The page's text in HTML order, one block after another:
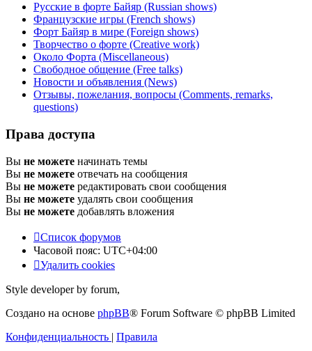
Русские в форте Байяр (Russian shows)
Французские игры (French shows)
Форт Байяр в мире (Foreign shows)
Творчество о форте (Creative work)
Около Форта (Miscellaneous)
Свободное общение (Free talks)
Новости и объявления (News)
Отзывы, пожелания, вопросы (Comments, remarks,
questions)
Права доступа
Вы не можете начинать темы
Вы не можете отвечать на сообщения
Вы не можете редактировать свои сообщения
Вы не можете удалять свои сообщения
Вы не можете добавлять вложения
Список форумов
Часовой пояс: UTC+04:00
Удалить cookies
Style developer by forum,
Создано на основе phpBB® Forum Software © phpBB Limited
Конфиденциальность | Правила